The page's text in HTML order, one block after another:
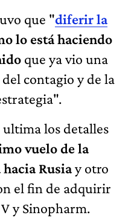
que "diferir la
lo está haciendo
que ya vio una
contagio y de la
los detalles
vuelode la
Rusiay otro
el fin de adquirir
y Sinopharm.